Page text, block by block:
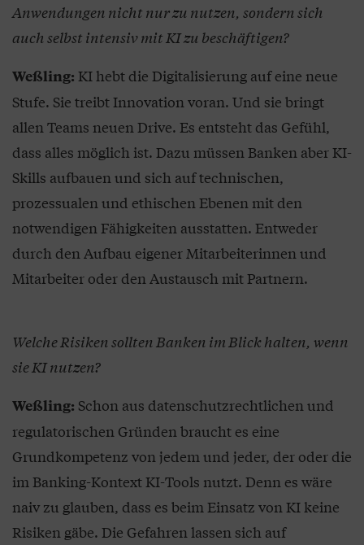
Anwendungen nicht nur zu nutzen, sondern sich
auch selbst intensiv mit KI zu beschäftigen?
Weßling: KI hebt die Digitalisierung auf eine neue
Stufe. Sie treibt Innovation voran. Und sie bringt
allen Teams neuen Drive. Es entsteht das Gefühl,
dass alles möglich ist. Dazu müssen Banken aber KI-
Skills aufbauen und sich auf technischen,
prozessualen und ethischen Ebenen mit den
notwendigen Fähigkeiten ausstatten. Entweder
durch den Aufbau eigener Mitarbeiterinnen und
Mitarbeiter oder den Austausch mit Partnern.
Welche Risiken sollten Banken im Blick halten, wenn
sie KI nutzen?
Weßling: Schon aus datenschutzrechtlichen und
regulatorischen Gründen braucht es eine
Grundkompetenz von jedem und jeder, der oder die
im Banking-Kontext KI-Tools nutzt. Denn es wäre
naiv zu glauben, dass es beim Einsatz von KI keine
Risiken gäbe. Die Gefahren lassen sich auf